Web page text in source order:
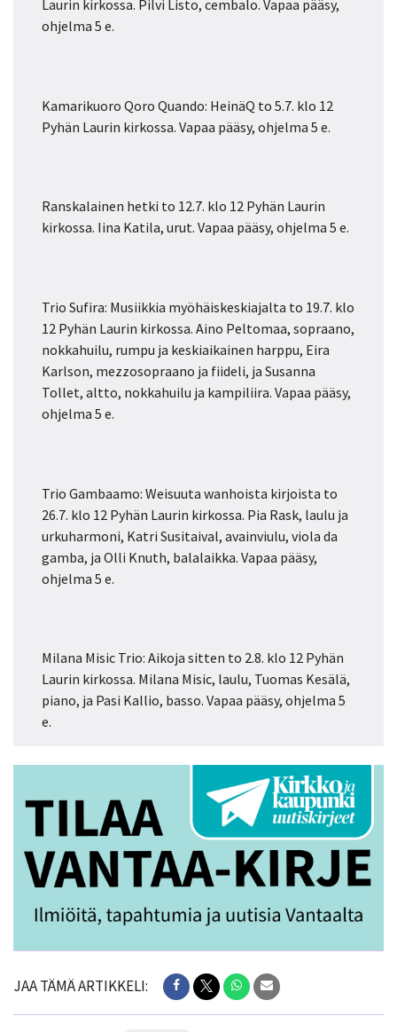
Laurin kirkossa. Pilvi Listo, cembalo. Vapaa pääsy,
ohjelma 5 e.
Kamarikuoro Qoro Quando: HeinäQ to 5.7. klo 12
Pyhän Laurin kirkossa. Vapaa pääsy, ohjelma 5 e.
Ranskalainen hetki to 12.7. klo 12 Pyhän Laurin
kirkossa. Iina Katila, urut. Vapaa pääsy, ohjelma 5 e.
Trio Sufira: Musiikkia myöhäiskeskiajalta to 19.7. klo
12 Pyhän Laurin kirkossa. Aino Peltomaa, sopraano,
nokkahuilu, rumpu ja keskiaikainen harppu, Eira
Karlson, mezzosopraano ja fiideli, ja Susanna
Tollet, altto, nokkahuilu ja kampiliira. Vapaa pääsy,
ohjelma 5 e.
Trio Gambaamo: Weisuuta wanhoista kirjoista to
26.7. klo 12 Pyhän Laurin kirkossa. Pia Rask, laulu ja
urkuharmoni, Katri Susitaival, avainviulu, viola da
gamba, ja Olli Knuth, balalaikka. Vapaa pääsy,
ohjelma 5 e.
Milana Misic Trio: Aikoja sitten to 2.8. klo 12 Pyhän
Laurin kirkossa. Milana Misic, laulu, Tuomas Kesälä,
piano, ja Pasi Kallio, basso. Vapaa pääsy, ohjelma 5
e.
JAA TÄMÄ ARTIKKELI: